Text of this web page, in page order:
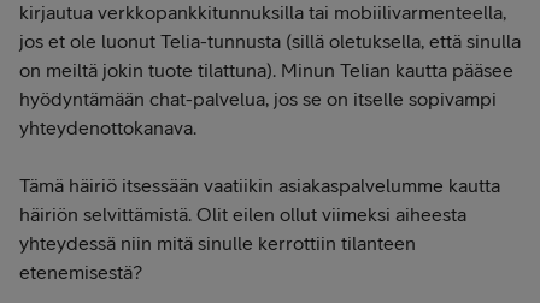
kirjautua verkkopankkitunnuksilla tai mobiilivarmenteella,
jos et ole luonut Telia-tunnusta (sillä oletuksella, että sinulla
on meiltä jokin tuote tilattuna). Minun Telian kautta pääsee
hyödyntämään chat-palvelua, jos se on itselle sopivampi
yhteydenottokanava.
Tämä häiriö itsessään vaatiikin asiakaspalvelumme kautta
häiriön selvittämistä. Olit eilen ollut viimeksi aiheesta
yhteydessä niin mitä sinulle kerrottiin tilanteen
etenemisestä?